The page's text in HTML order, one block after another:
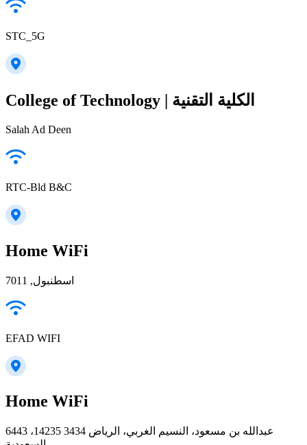
STC_5G
College of Technology | الكلية التقنية
Salah Ad Deen
RTC-Bld B&C
Home WiFi
اسطنبول, 7011
EFAD WIFI
Home WiFi
6443 عبدالله بن مسعود، النسيم الغربي، الرياض 14235 3434،